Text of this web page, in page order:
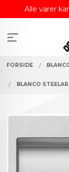
Alle varer
FORSIDE
BLANCO